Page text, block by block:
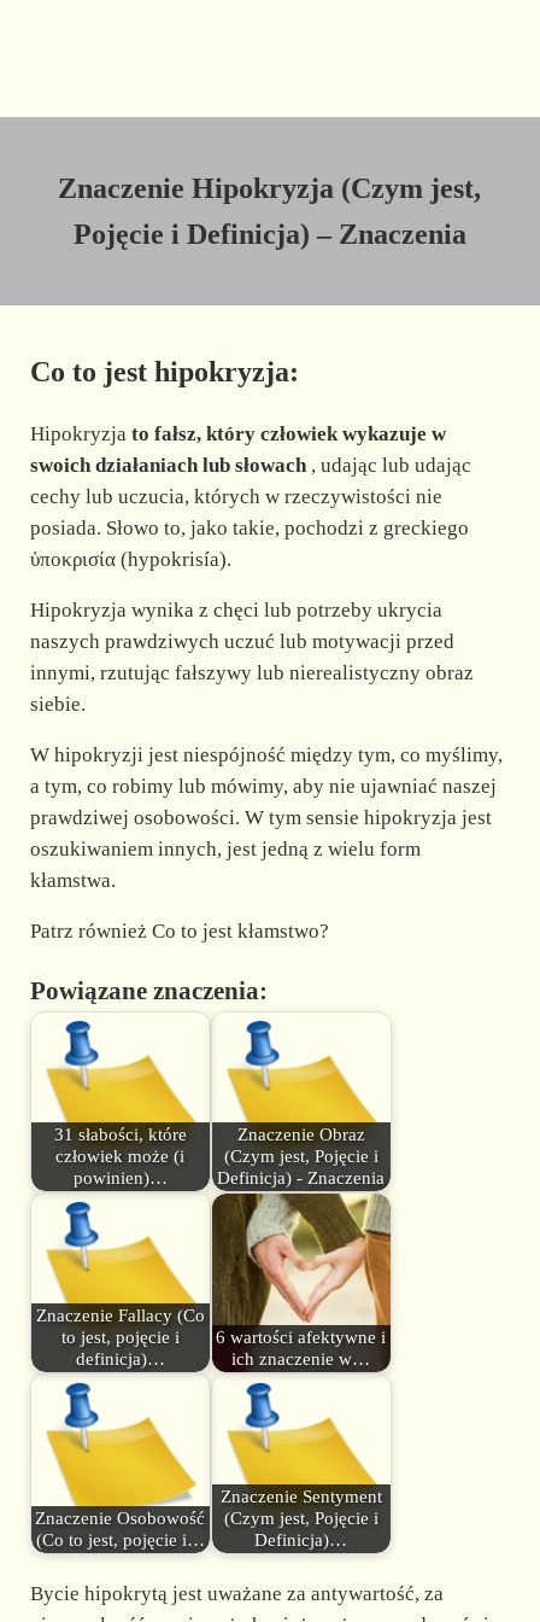
Znaczenie Hipokryzja (Czym jest,
Pojęcie i Definicja) – Znaczenia
Co to jest hipokryzja:
Hipokryzja to fałsz, który człowiek wykazuje w
swoich działaniach lub słowach, udając lub udając
cechy lub uczucia, których w rzeczywistości nie
posiada. Słowo to, jako takie, pochodzi z greckiego
ὑποκρισία (hypokrisía).
Hipokryzja wynika z chęci lub potrzeby ukrycia
naszych prawdziwych uczuć lub motywacji przed
innymi, rzutując fałszywy lub nierealistyczny obraz
siebie.
W hipokryzji jest niespójność między tym, co myślimy,
a tym, co robimy lub mówimy, aby nie ujawniać naszej
prawdziwej osobowości. W tym sensie hipokryzja jest
oszukiwaniem innych, jest jedną z wielu form
kłamstwa.
Patrz również Co to jest kłamstwo?
Powiązane znaczenia:
31 słabości, które
człowiek może (i
powinien)…
Znaczenie Obraz
(Czym jest, Pojęcie i
Definicja) - Znaczenia
Znaczenie Fallacy (Co
to jest, pojęcie i
definicja)…
6 wartości afektywne i
ich znaczenie w…
Znaczenie Osobowość
(Co to jest, pojęcie i…
Znaczenie Sentyment
(Czym jest, Pojęcie i
Definicja)…
Bycie hipokrytą jest uważane za antywartość, za